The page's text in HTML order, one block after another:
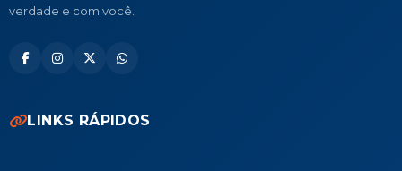
verdade e com você.
LINKS RÁPIDOS